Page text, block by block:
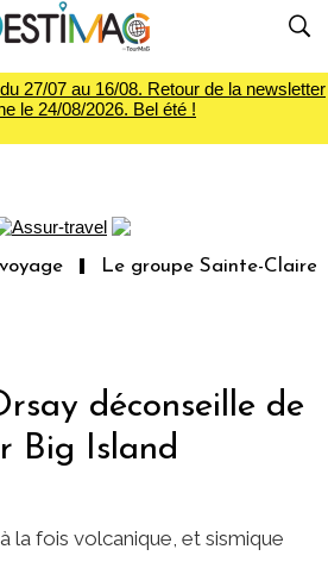
27/07 au 16/08. Retour de la newsletter
le 24/08/2026. Bel été !
Le groupe Sainte-Claire
déconseille de
Big Island
la fois volcanique, et sismique